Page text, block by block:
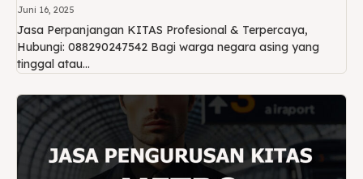
Juni 16, 2025
Jasa Perpanjangan KITAS Profesional & Terpercaya,
Hubungi: 088290247542 Bagi warga negara asing yang
tinggal atau...